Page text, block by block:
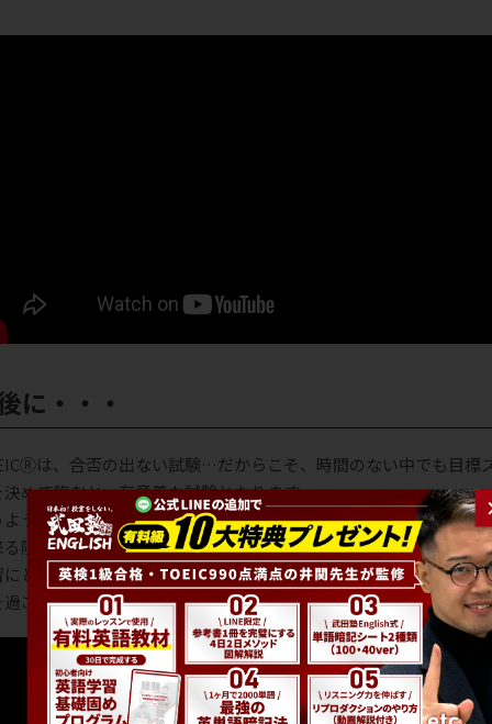
後に・・・
は、合否の出ない試験…だからこそ、時間のない中でも目標
めて臨むと、有意義な試験となります。
うに試験勉強ができなかった場合も諦めるのはまだ早いです！
限りのことをして、今の自分の実力値を把握できれば、今後の
とってもきっとプラスになります！悔いの残らないように残り
過ごしましょう(^▽^)/